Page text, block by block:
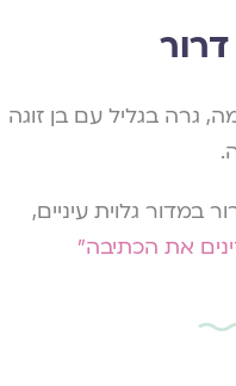
גרה בגליל עם בן זוגה
במדור גלוית עיניים,
את הכתיבה"